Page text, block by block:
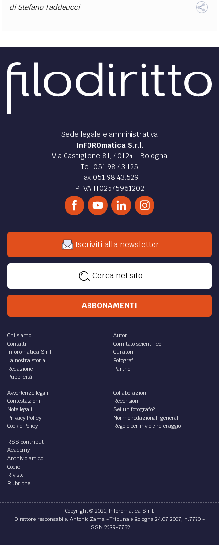
diStefano Taddeucci
Sede legale e amministrativa
InFOROmatica S.r.l.
Via Castiglione 81, 40124 - Bologna
Tel. 051.98.43.125
Fax 051.98.43.529
P.IVA IT02575961202
Iscriviti alla newsletter
Cerca nel sito
ABBONAMENTI
Chi siamo
Contatti
Inforomatica S.r.l.
La nostra storia
Redazione
Pubblicità
Autori
Comitato scientifico
Curatori
Fotografi
Partner
Avvertenze legali
Contestazioni
Note legali
Privacy Policy
Cookie Policy
Collaborazioni
Recensioni
Sei un fotografo?
Norme redazionali generali
Regole per invio e referaggio
RSS contributi
Academy
Archivio articoli
Codici
Riviste
Rubriche
Copyright © 2021, Inforomatica S.r.l.
Direttore responsabile: Antonio Zama - Tribunale Bologna 24.07.2007, n.7770 -
ISSN 2239-7752